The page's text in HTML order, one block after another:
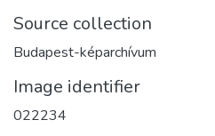
Source collection
Budapest-képarchívum
Image identifier
022234